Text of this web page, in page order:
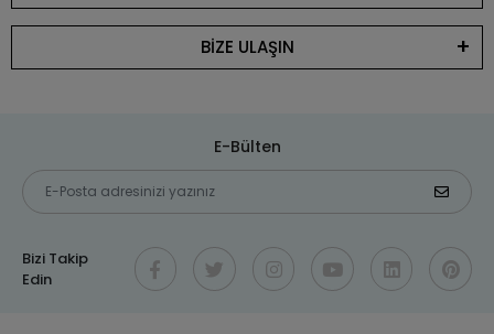
BİZE ULAŞIN
E-Bülten
Bizi Takip
Edin